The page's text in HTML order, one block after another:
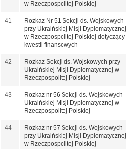
w Rzeczpospolitej Polskiej
41
Rozkaz Nr 51 Sekcji ds. Wojskowych
przy Ukraińskiej Misji Dyplomatycznej
w Rzeczpospolitej Polskiej dotyczący
kwestii finansowych
42
Rozkaz Sekcji ds. Wojskowych przy
Ukraińskiej Misji Dyplomatycznej w
Rzeczpospolitej Polskiej
43
Rozkaz nr 56 Sekcji ds. Wojskowych
Ukraińskiej Misji Dyplomatycznej w
Rzeczpospolitej Polskiej
44
Rozkaz nr 57 Sekcji ds. Wojskowych
przy Ukraińskiej Misji Dyplomatycznej
w Rzeczpospolitej Polskiej